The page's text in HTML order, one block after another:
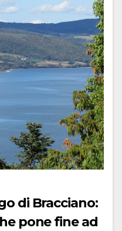
di Bracciano:
pone fine ad